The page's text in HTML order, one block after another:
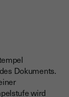
Dokuments.
wird